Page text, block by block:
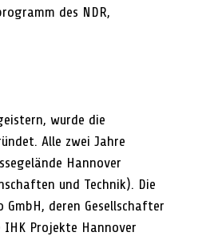
des NDR,
wurde die
Alle zwei Jahre
Hannover
und Technik). Die
deren Gesellschafter
Projekte Hannover